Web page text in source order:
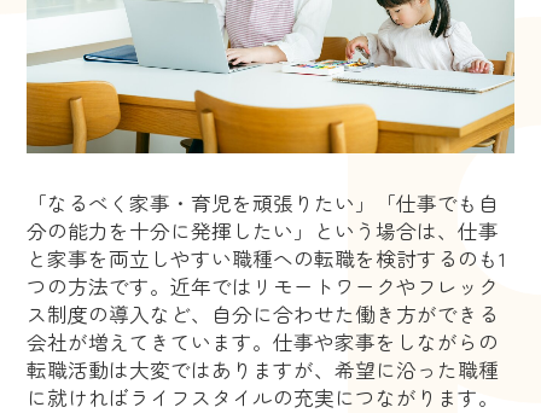
「なるべく家事・育児を頑張りたい」「仕事でも自
分の能力を十分に発揮したい」という場合は、仕事
と家事を両立しやすい職種への転職を検討するのも1
つの方法です。近年ではリモートワークやフレック
ス制度の導入など、自分に合わせた働き方ができる
会社が増えてきています。仕事や家事をしながらの
転職活動は大変ではありますが、希望に沿った職種
に就ければライフスタイルの充実につながります。